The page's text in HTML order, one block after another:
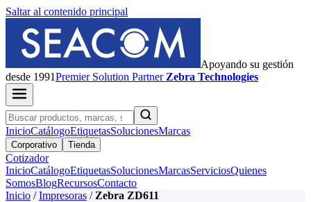
Saltar al contenido principal
Apoyando su gestión
desde 1991PremierSolution Partner Zebra Technologies
InicioCatálogoEtiquetasSolucionesMarcas
Corporativo Tienda
Cotizador
InicioCatálogoEtiquetasSolucionesMarcasServiciosQuienes
SomosBlogRecursosContacto
Inicio / Impresoras / Zebra ZD611